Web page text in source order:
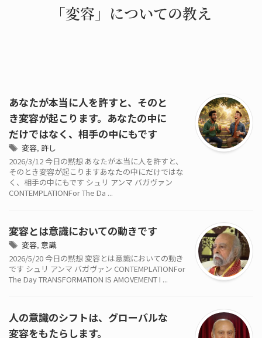
「変容」についての教え
あなたが本当に人を許すと、そのと
き変容が起こります。あなたの中に
だけではなく、相手の中にもです
変容, 許し
2026/3/12 今日の黙想 あなたが本当に人を許すと、
そのとき変容が起こりますあなたの中にだけではな
く、相手の中にもです シュリ アンマ バガヴァン
CONTEMPLATIONFor The Da ...
変容とは意識においての動きです
変容, 意識
2026/5/20 今日の黙想 変容とは意識においての動き
です シュリ アンマ バガヴァン CONTEMPLATIONFor
The Day TRANSFORMATION IS AMOVEMENT I ...
人の意識のシフトは、グローバルな
変容をもたらします。